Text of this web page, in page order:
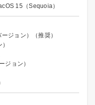
15（Sequoia）
ジョン）（推奨）
ジョン）